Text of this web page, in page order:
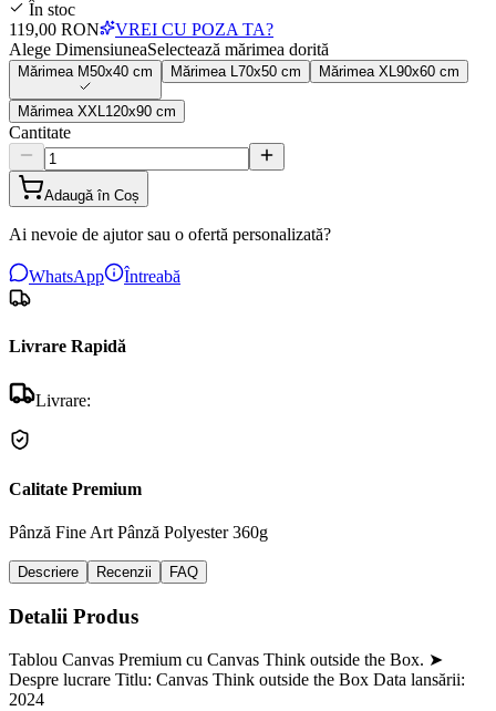
În stoc
119,00 RON
VREI CU POZA TA?
Alege DimensiuneaSelectează mărimea dorită
Mărimea M50x40 cm Mărimea 70x50 cm Mărimea XL 90x60 cm
Mărimea XXL 120x90 cm
Cantitate
Adaugă în Coș
Ai nevoie de ajutor sau o ofertă personalizată?
WhatsApp Întreabă
Livrare Rapidă
Livrare:
Calitate Premium
Pânză Fine Art Pânză Polyester 360g
Descriere Recenzii FAQ
Detalii Produs
Tablou Canvas Premium cu Canvas Think outside the Box. ➤
Despre lucrare Titlu: Canvas Think outside the Box Data lansării:
2024